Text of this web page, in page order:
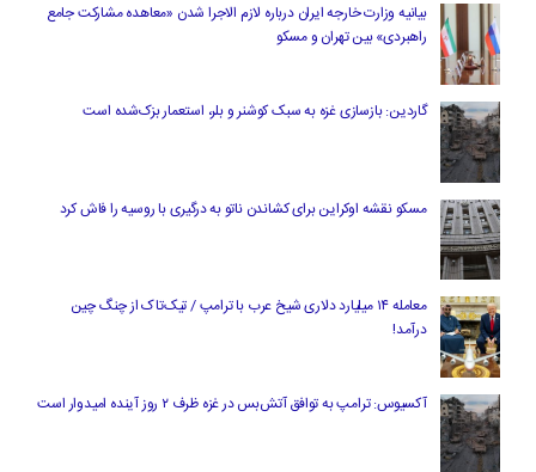
بیانیه وزارت خارجه ایران درباره لازم‌ الاجرا شدن «معاهده مشارکت جامع
راهبردی» بین تهران و مسکو
گاردین: بازسازی غزه به سبک کوشنر و بلر، استعمار بزک‌شده است
مسکو نقشه اوکراین برای کشاندن ناتو به درگیری با روسیه را فاش کرد
معامله ۱۴ میلیارد دلاری شیخ عرب با ترامپ / تیک‌تاک از چنگ چین
درآمد!
آکسیوس: ترامپ به توافق آتش‌بس در غزه ظرف ۲ روز آینده امیدوار است